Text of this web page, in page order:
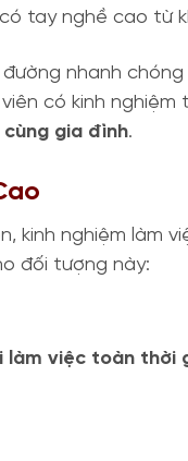
tay nghề cao từ
nhanh
có kinh
gia đình.
kinh nghiệm làm
đối tượng này:
làm việc toàn thời